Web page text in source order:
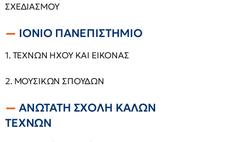
ΣΧΕΔΙΑΣΜΟΥ
ΙΟΝΙΟ ΠΑΝΕΠΙΣΤΗΜΙΟ
1. ΤΕΧΝΩΝ ΗΧΟΥ ΚΑΙ ΕΙΚΟΝΑΣ
2. ΜΟΥΣΙΚΩΝ ΣΠΟΥΔΩΝ
ΑΝΩΤΑΤΗ ΣΧΟΛΗ ΚΑΛΩΝ
ΤΕΧΝΩΝ